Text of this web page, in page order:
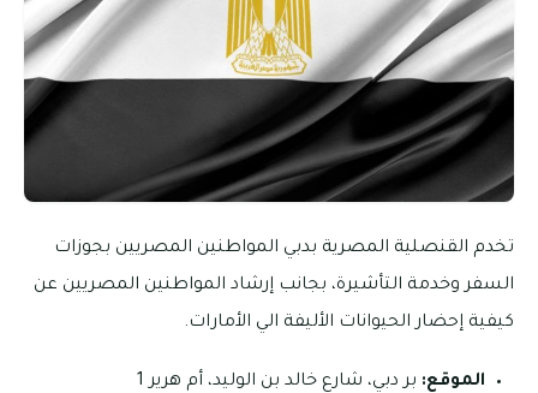
تخدم القنصلية المصرية بدبي المواطنين المصريين بجوزات
السفر وخدمة التأشيرة، بجانب إرشاد المواطنين المصريين عن
كيفية إحضار الحيوانات الأليفة الي الأمارات.
الموقع: بر دبي، شارع خالد بن الوليد، أم هرير 1